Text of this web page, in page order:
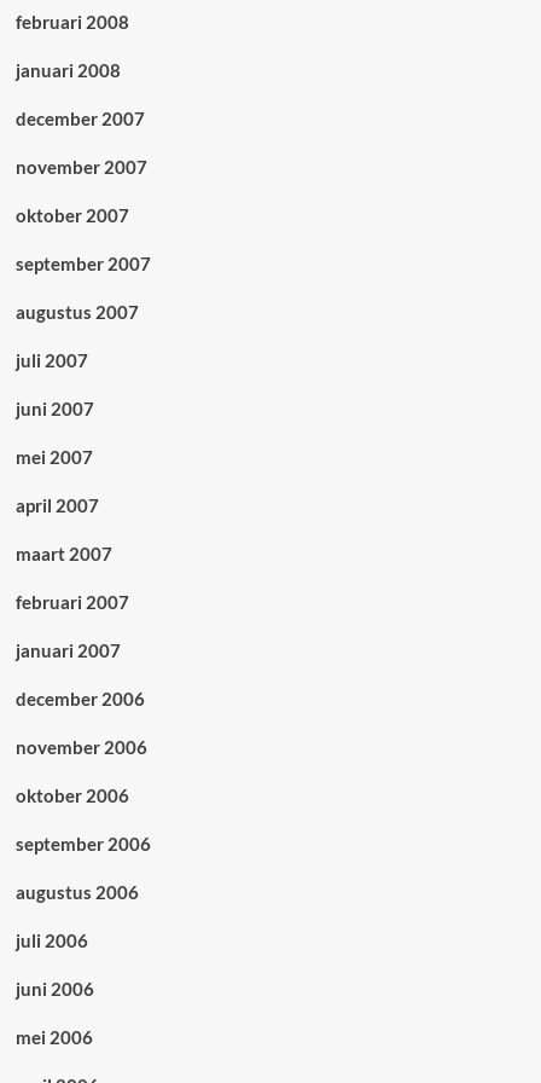
februari 2008
januari 2008
december 2007
november 2007
oktober 2007
september 2007
augustus 2007
juli 2007
juni 2007
mei 2007
april 2007
maart 2007
februari 2007
januari 2007
december 2006
november 2006
oktober 2006
september 2006
augustus 2006
juli 2006
juni 2006
mei 2006